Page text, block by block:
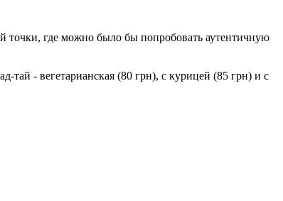
точки, где можно было бы попробовать аутентичную
тай - вегетарианская (80 грн), с курицей (85 грн) и с